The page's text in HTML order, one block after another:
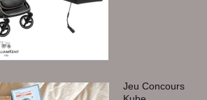
Jeu Concours